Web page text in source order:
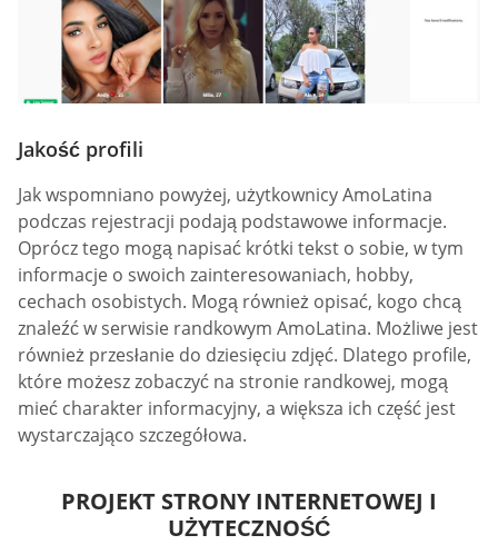
Jakość profili
Jak wspomniano powyżej, użytkownicy AmoLatina
podczas rejestracji podają podstawowe informacje.
Oprócz tego mogą napisać krótki tekst o sobie, w tym
informacje o swoich zainteresowaniach, hobby,
cechach osobistych. Mogą również opisać, kogo chcą
znaleźć w serwisie randkowym AmoLatina. Możliwe jest
również przesłanie do dziesięciu zdjęć. Dlatego profile,
które możesz zobaczyć na stronie randkowej, mogą
mieć charakter informacyjny, a większa ich część jest
wystarczająco szczegółowa.
PROJEKT STRONY INTERNETOWEJ I
UŻYTECZNOŚĆ